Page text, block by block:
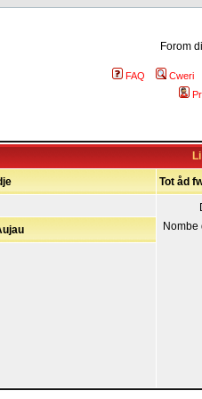
Forom
FAQ
Cweri
Tot åd